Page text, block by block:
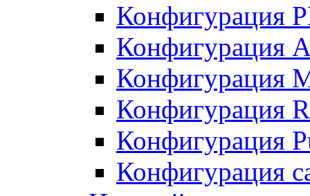
Конфигурация
Конфигурация
Конфигурация
Конфигурация
Конфигурация
Конфигурация